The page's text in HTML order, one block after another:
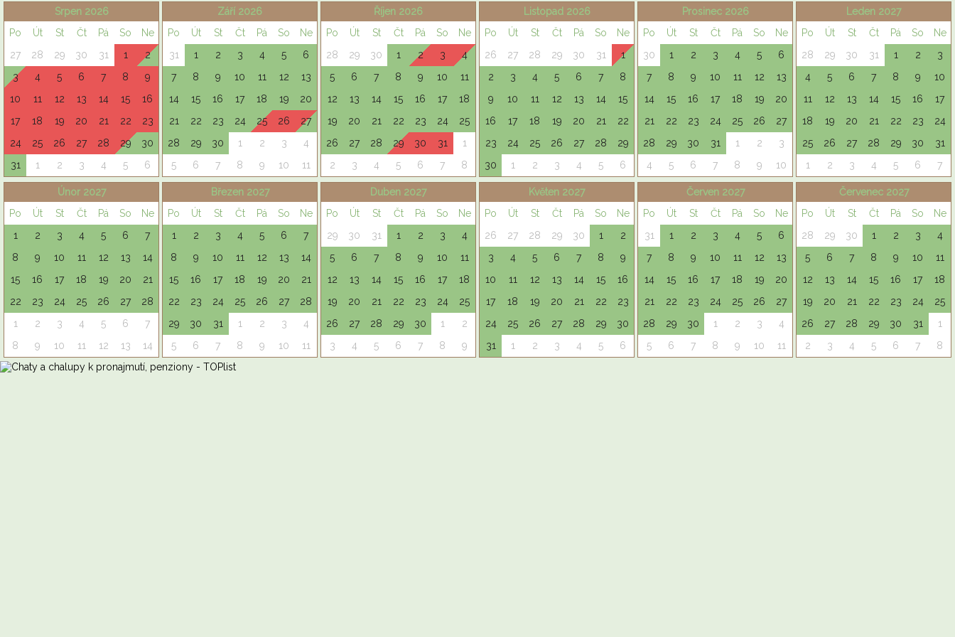
Srpen 2026
Po
Út St Čt Pá So
Ne
27
28 29 30 31 1
2
3
4 5 6 7 8
9
10
11 12 13 14 15
16
17
18 19 20 21 22
23
24
25 26 27 28 29
30
31
1 2 3 4 5 6
Září 2026
Po
Út St Čt Pá So
Ne
31
1 2 3 4 5
6
7
8 9 10 11 12
13
14
15 16 17 18 19
20
21
22 23 24 25 26
27
28
29 30 1 2 3
4
5
6 7 8 9 10 11
Říjen 2026
Po
Út St Čt Pá So
Ne
28
29 30 1 2 3
4
5
6 7 8 9 10
11
12
13 14 15 16 17
18
19
20 21 22 23 24
25
26
27 28 29 30 31
1
2
3 4 5 6 7 8
Listopad 2026
Po
Út St Čt Pá So
Ne
26
27 28 29 30 31
1
2
3 4 5 6 7
8
9
10 11 12 13 14
15
16
17 18 19 20 21
22
23
24 25 26 27 28
29
30
1 2 3 4 5 6
Prosinec 2026
Po
Út St Čt Pá So
Ne
30
1 2 3 4 5
6
7
8 9 10 11 12
13
14
15 16 17 18 19
20
21
22 23 24 25 26
27
28
29 30 31 1 2
3
4
5 6 7 8 9 10
Leden 2027
Po
Út St Čt Pá So
Ne
28
29 30 31 1 2
3
4
5 6 7 8 9
10
11
12 13 14 15 16
17
18
19 20 21 22 23
24
25
26 27 28 29 30
31
1
2 3 4 5 6 7
Únor 2027
Po
Út St Čt Pá So
Ne
1
2 3 4 5 6
7
8
9 10 11 12 13
14
15
16 17 18 19 20
21
22
23 24 25 26 27
28
1
2 3 4 5 6
7
8
9 10 11 12 13 14
Březen 2027
Po
Út St Čt Pá So
Ne
1
2 3 4 5 6
7
8
9 10 11 12 13
14
15
16 17 18 19 20
21
22
23 24 25 26 27
28
29
30 31 1 2 3
4
5
6 7 8 9 10 11
Duben 2027
Po
Út St Čt Pá So
Ne
29
30 31 1 2 3
4
5
6 7 8 9 10
11
12
13 14 15 16 17
18
19
20 21 22 23 24
25
26
27 28 29 30 1
2
3
4 5 6 7 8 9
Květen 2027
Po
Út St Čt Pá So
Ne
26
27 28 29 30 1
2
3
4 5 6 7 8
9
10
11 12 13 14 15
16
17
18 19 20 21 22
23
24
25 26 27 28 29
30
31
1 2 3 4 5 6
Červen 2027
Po
Út St Čt Pá So
Ne
31
1 2 3 4 5
6
7
8 9 10 11 12
13
14
15 16 17 18 19
20
21
22 23 24 25 26
27
28
29 30 1 2 3
4
5
6 7 8 9 10 11
Červenec 2027
Po
Út St Čt Pá So
Ne
28
29 30 1 2 3
4
5
6 7 8 9 10
11
12
13 14 15 16 17
18
19
20 21 22 23 24
25
26
27 28 29 30 31
1
2
3 4 5 6 7 8